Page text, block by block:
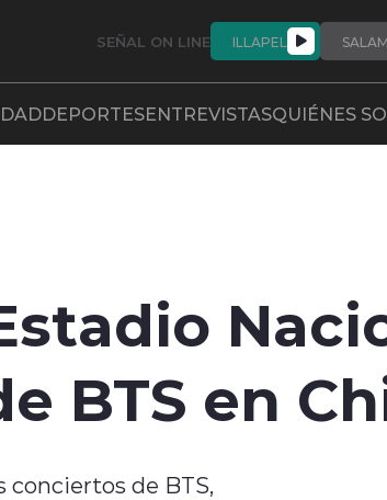
SEÑAL ON LINE ILLAPEL
DEPORTESENTREVISTASQUIÉNES
BTS en
conciertos de BTS,